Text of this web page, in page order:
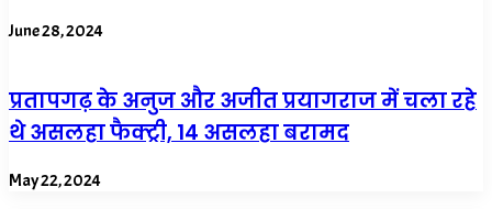
June 28, 2024
प्रतापगढ़ के अनुज और अजीत प्रयागराज में चला रहे
थे असलहा फैक्ट्री, 14 असलहा बरामद
May 22, 2024